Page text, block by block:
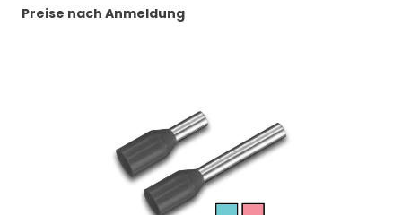
Preise nach Anmeldung